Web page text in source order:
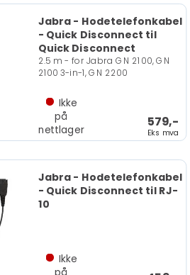
Jabra - Hodetelefonkabel
- Quick Disconnect til
Quick Disconnect
2.5 m - for Jabra GN 2100, GN
2100 3-in-1, GN 2200
579,-
Eks mva
Ikke
på
nettlager
Jabra - Hodetelefonkabel
- Quick Disconnect til RJ-
10
Ikke